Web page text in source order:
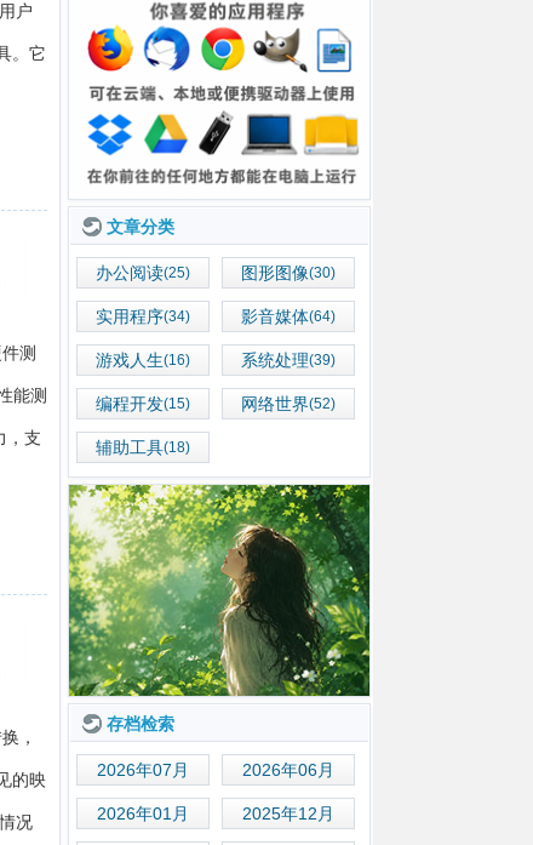
户
。它
测
能测
，支
，
的映
况
文章分类
办公阅读(25) 图形图像(30)
实用程序(34) 影音媒体(64)
游戏人生(16) 系统处理(39)
编程开发(15) 网络世界(52)
辅助工具(18)
存档检索
2026年07月 2026年06月
2026年01月 2025年12月